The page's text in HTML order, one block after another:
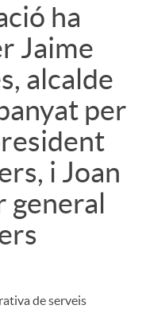
ha
Jaime
alcalde
per
i Joan
general
de serveis